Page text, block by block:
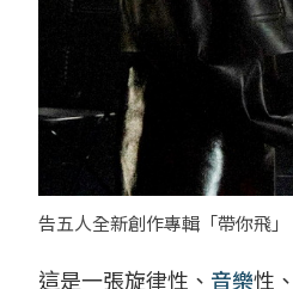
告五人全新創作專輯「帶你飛
這是一張旋律性、 音樂性